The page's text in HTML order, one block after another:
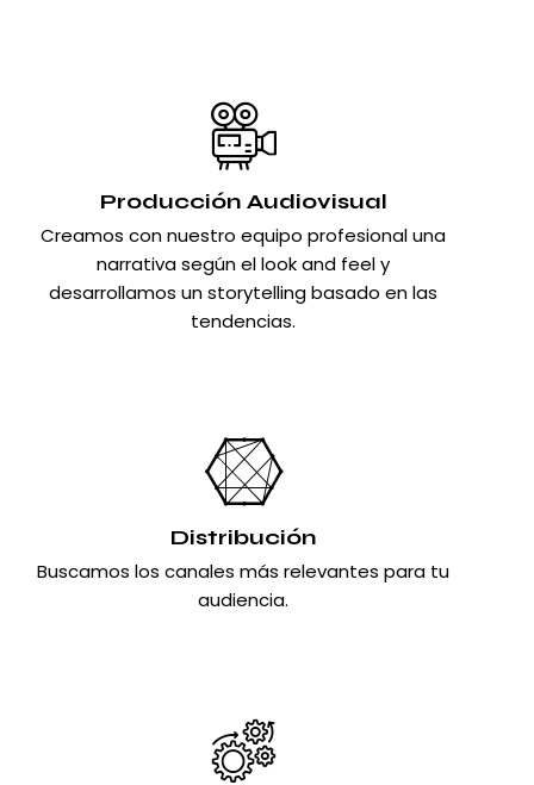
Producción Audiovisual
Creamos con nuestro equipo profesional una
narrativa según el look and feel y
desarrollamos un storytelling basado en las
tendencias.
Distribución
Buscamos los canales más relevantes para tu
audiencia.